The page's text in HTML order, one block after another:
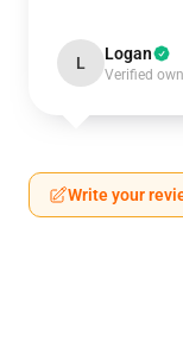
L Logan
Verified
Write your